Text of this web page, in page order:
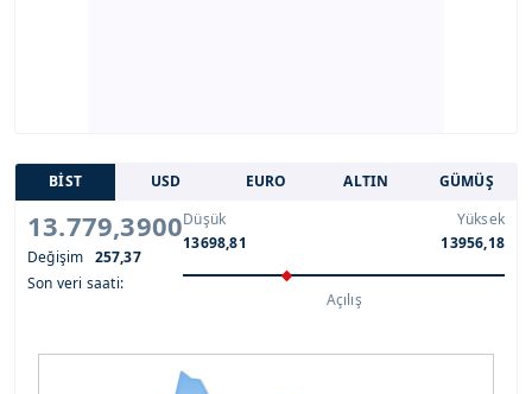
BİST USD EURO ALTIN GÜMÜŞ
13.779,3900
Değişim 257,37
Son veri saati:
Düşük
13698,81
Yüksek
13956,18
Açılış